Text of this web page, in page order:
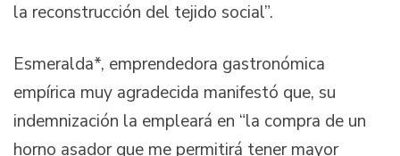
la reconstrucción del tejido social”.
Esmeralda*, emprendedora gastronómica
empírica muy agradecida manifestó que, su
indemnización la empleará en “la compra de un
horno asador que me permitirá tener mayor